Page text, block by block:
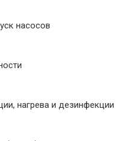
насосов
нагрева и дезинфекции